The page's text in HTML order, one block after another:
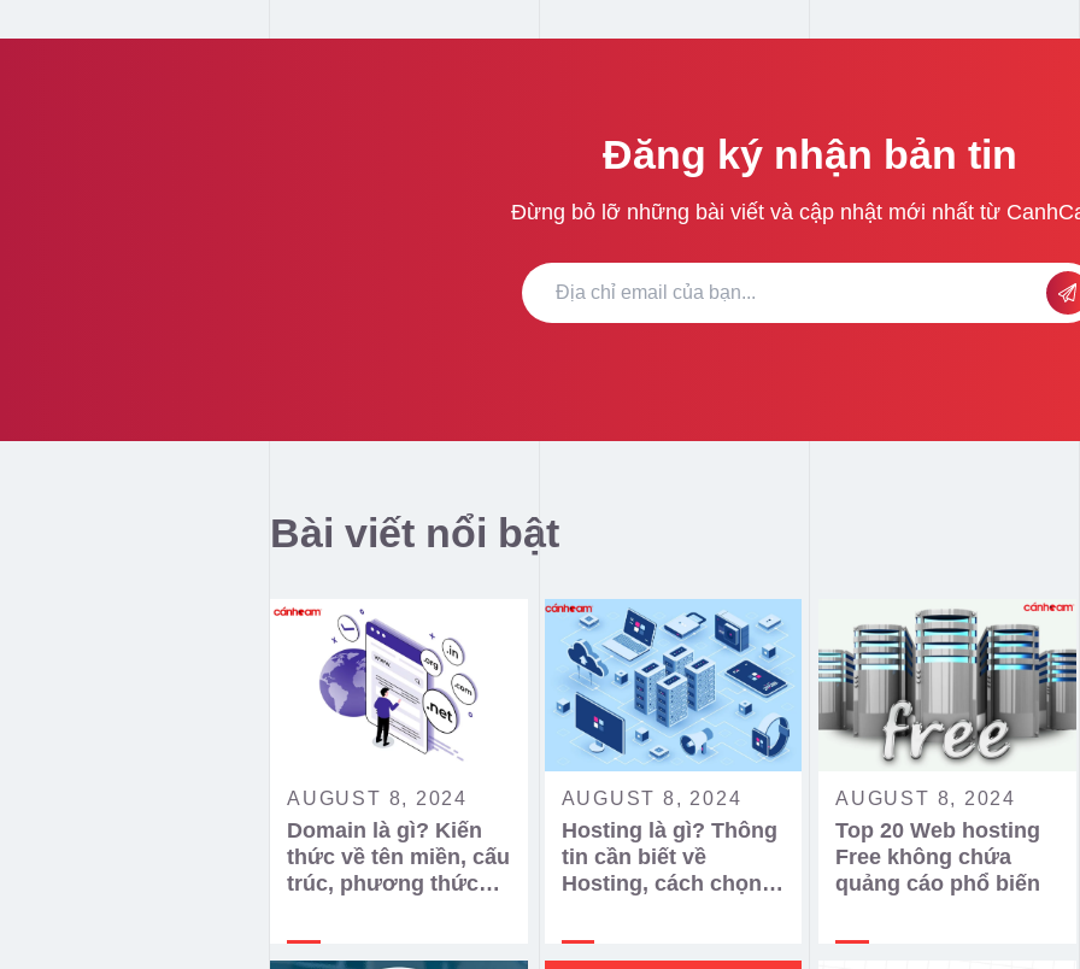
Đăng ký nhận bản tin
Đừng bỏ lỡ những bài viết và cập nhật mới nhất từ
Bài viết nổi bật
AUGUST 8, 2024
Domain là gì? Kiến
thức về tên miền, cấu
trúc, phương thức
AUGUST 8, 2024
Hosting là gì? Thông
tin cần biết về
Hosting, cách chọn
AUGUST 8, 2024
Top 20 Web hosting
Free không chứa
quảng cáo phổ biến